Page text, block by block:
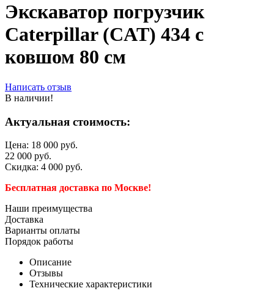
Экскаватор погрузчик
Caterpillar (CAT) 434 с
ковшом 80 см
Написать отзыв
В наличии!
Актуальная стоимость:
Цена: 18 000 руб.
22 000 руб.
Скидка: 4 000 руб.
Бесплатная доставка по Москве!
Наши преимущества
Доставка
Варианты оплаты
Порядок работы
Описание
Отзывы
Технические характеристики